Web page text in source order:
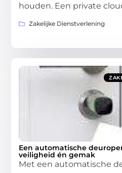
houden. Een private
Zakelijke Dienstverlening
Een automatische
veiligheid én gemak
Met een automatische